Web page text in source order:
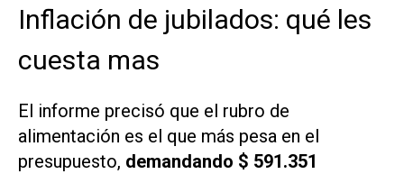
Inflación de jubilados: qué les
cuesta mas
El informe precisó que el rubro de
alimentación es el que más pesa en el
presupuesto, demandando $ 591.351